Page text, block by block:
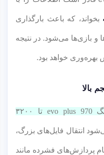
بخواند، که باعث بارگذاری
و بازی‌ها می‌شود. در نتیجه
بهره‌وری خواهد بود.
بالا
سرعت نوشتن حافظه سامسونگ 970 evo plus تا ۳۲۰۰
انتقال فایل‌های بزرگ،
پردازش‌های فشرده مانند